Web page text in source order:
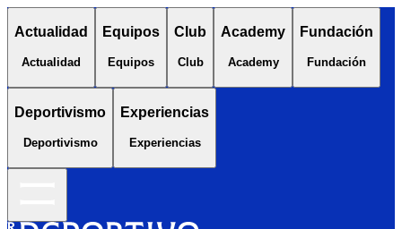
Actualidad
Actualidad
Equipos
Equipos
Club
Club
Academy
Academy
Fundación
Fundación
Deportivismo
Deportivismo
Experiencias
Experiencias